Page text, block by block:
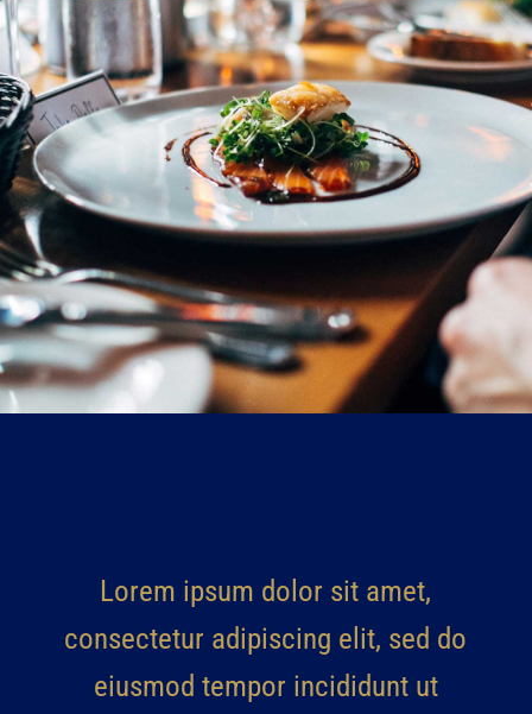
Lorem ipsum dolor sit amet,
consectetur adipiscing elit, sed do
eiusmod tempor incididunt ut